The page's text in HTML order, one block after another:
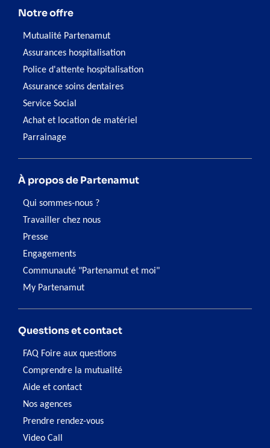
Notre offre
Mutualité Partenamut
Assurances hospitalisation
Police d'attente hospitalisation
Assurance soins dentaires
Service Social
Achat et location de matériel
Parrainage
À propos de Partenamut
Qui sommes-nous ?
Travailler chez nous
Presse
Engagements
Communauté "Partenamut et moi"
My Partenamut
Questions et contact
FAQ Foire aux questions
Comprendre la mutualité
Aide et contact
Nos agences
Prendre rendez-vous
Video Call